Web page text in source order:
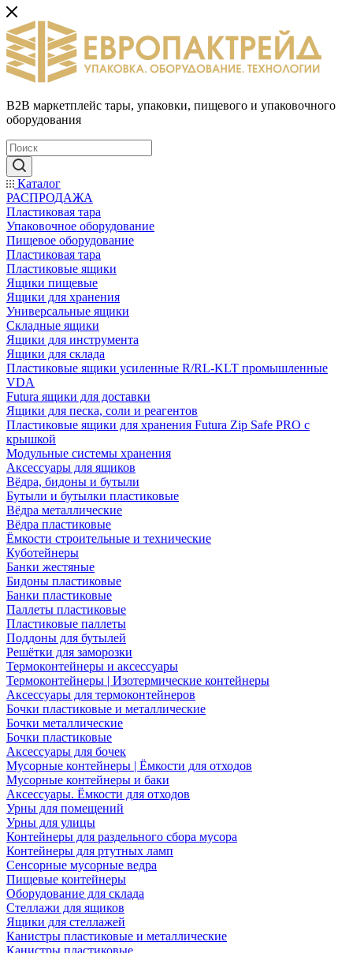
B2B маркетплейс тары, упаковки, пищевого и упаковочного
оборудования
Каталог
РАСПРОДАЖА
Пластиковая тара
Упаковочное оборудование
Пищевое оборудование
Пластиковая тара
Пластиковые ящики
Ящики пищевые
Ящики для хранения
Универсальные ящики
Складные ящики
Ящики для инструмента
Ящики для склада
Пластиковые ящики усиленные R/RL-KLT промышленные
VDA
Futura ящики для доставки
Ящики для песка, соли и реагентов
Пластиковые ящики для хранения Futura Zip Safe PRO с
крышкой
Модульные системы хранения
Аксессуары для ящиков
Вёдра, бидоны и бутыли
Бутыли и бутылки пластиковые
Вёдра металлические
Вёдра пластиковые
Ёмкости строительные и технические
Куботейнеры
Банки жестяные
Бидоны пластиковые
Банки пластиковые
Паллеты пластиковые
Пластиковые паллеты
Поддоны для бутылей
Решётки для заморозки
Термоконтейнеры и аксессуары
Термоконтейнеры | Изотермические контейнеры
Аксессуары для термоконтейнеров
Бочки пластиковые и металлические
Бочки металлические
Бочки пластиковые
Аксессуары для бочек
Мусорные контейнеры | Ёмкости для отходов
Мусорные контейнеры и баки
Аксессуары. Ёмкости для отходов
Урны для помещений
Урны для улицы
Контейнеры для раздельного сбора мусора
Контейнеры для ртутных ламп
Сенсорные мусорные ведра
Пищевые контейнеры
Оборудование для склада
Стеллажи для ящиков
Ящики для стеллажей
Канистры пластиковые и металлические
Канистры пластиковые